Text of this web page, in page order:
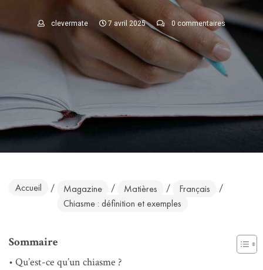
clevermate 7 avril 2025 0 commentaires
Accueil / Magazine / Matières / Français /
Chiasme : définition et exemples
Sommaire
Qu’est-ce qu’un chiasme ?